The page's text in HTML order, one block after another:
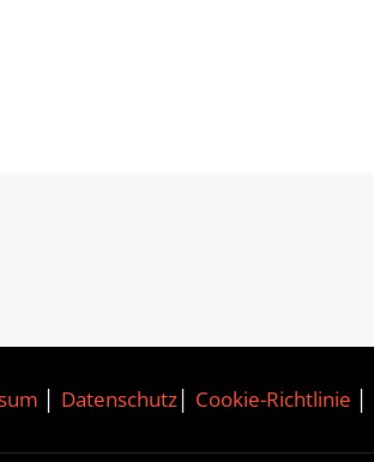
Datenschutz│ Cookie-Richtlinie